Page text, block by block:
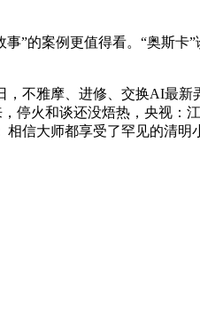
的案例更值得看。“奥斯卡
雅摩、进修、交换AI最新
停火和谈还没焐热，央视
相信大师都享受了罕见的清